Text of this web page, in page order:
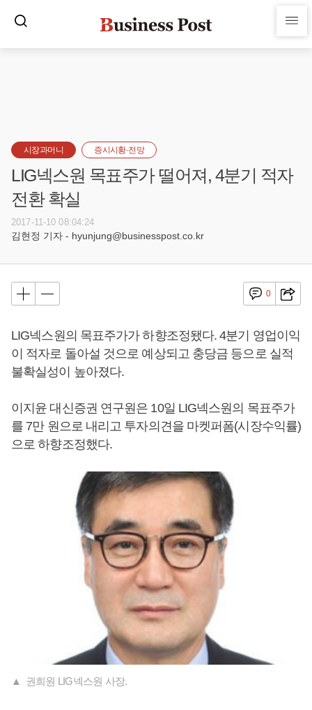
시장과머니 증시시황·전망
LIG넥스원 목표주가 떨어져, 4분기 적자
전환 확실
2017-11-10 08:04:24
김현정 기자 - hyunjung@businesspost.co.kr
0
LIG넥스원의 목표주가가 하향조정됐다. 4분기 영업이익
이 적자로 돌아설 것으로 예상되고 충당금 등으로 실적
불확실성이 높아졌다.
이지윤 대신증권 연구원은 10일 LIG넥스원의 목표주가
를 7만 원으로 내리고 투자의견을 마켓퍼폼(시장수익률)
으로 하향조정했다.
▲ 권희원 LIG넥스원 사장.